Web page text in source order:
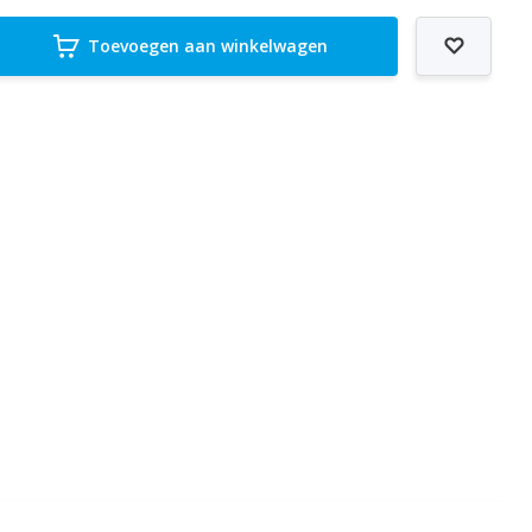
Toevoegen aan winkelwagen